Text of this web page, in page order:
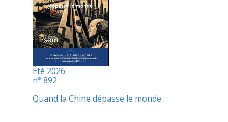
Été 2026
n° 892
Quand la Chine dépasse le monde